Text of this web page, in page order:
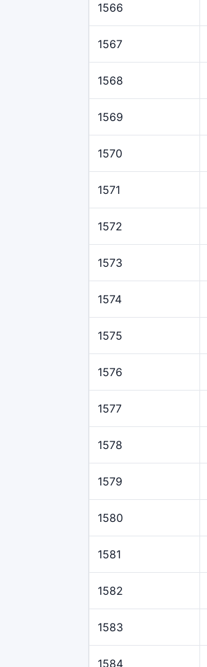
1566
1567
1568
1569
1570
1571
1572
1573
1574
1575
1576
1577
1578
1579
1580
1581
1582
1583
1584